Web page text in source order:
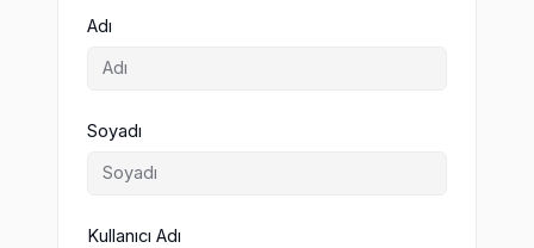
Adı
Soyadı
Kullanıcı Adı